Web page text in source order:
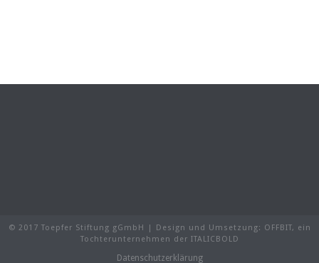
© 2017 Toepfer Stiftung gGmbH | Design und Umsetzung: OFFBIT, ein
Tochterunternehmen der ITALICBOLD
Datenschutzerklärung